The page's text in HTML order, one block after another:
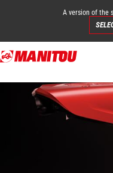
Перейти
к
содержанию
A version of the